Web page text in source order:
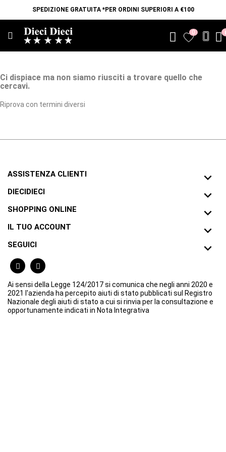
SPEDIZIONE GRATUITA *PER ORDINI SUPERIORI A €100
favorite0
Ci dispiace ma non siamo riusciti a trovare quello che
cercavi.
Riprova con termini diversi
ASSISTENZA CLIENTI 
DIECIDIECI 
SHOPPING ONLINE 
IL TUO ACCOUNT 
SEGUICI 
Ai sensi della Legge 124/2017 si comunica che negli anni 2020 e
2021 l'azienda ha percepito aiuti di stato pubblicati sul Registro
Nazionale degli aiuti di stato a cui si rinvia per la consultazione e
opportunamente indicati in Nota Integrativa